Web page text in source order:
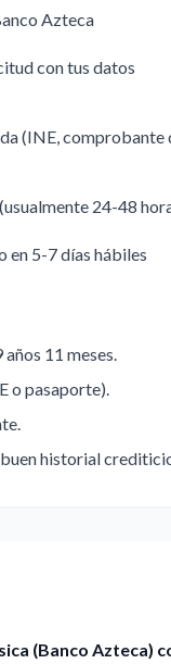
Azteca
con tus datos
(INE, comprobante
24-48
en 5-7 días hábiles
11 meses.
o pasaporte).
historial
(Banco Azteca)